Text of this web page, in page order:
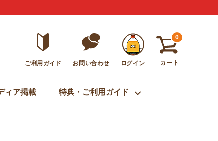
ご利用ガイド お問い合わせ ログイン
0
カート
ィア掲載 特典・ご利用ガイド